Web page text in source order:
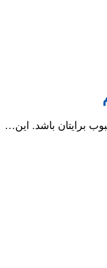
برایتان باشد. این…